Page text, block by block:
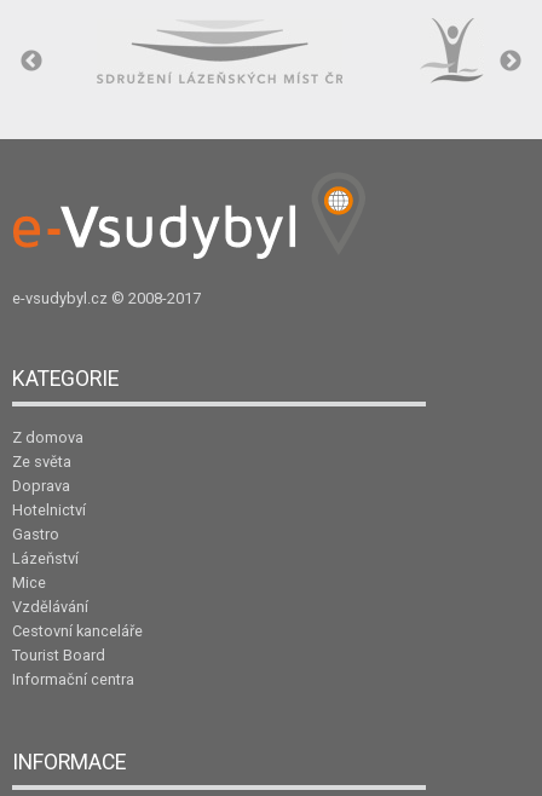
e-vsudybyl.cz © 2008-2017
KATEGORIE
Z domova
Ze světa
Doprava
Hotelnictví
Gastro
Lázeňství
Mice
Vzdělávání
Cestovní kanceláře
Tourist Board
Informační centra
INFORMACE